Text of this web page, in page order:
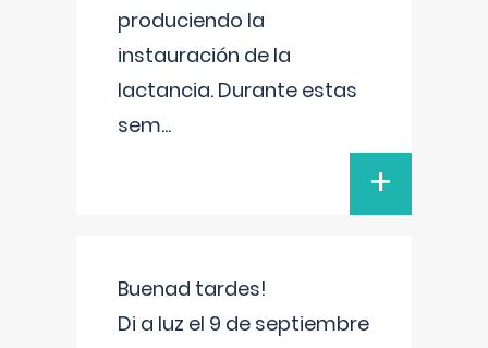
produciendo la
instauración de la
lactancia. Durante estas
sem...
+
Buenad tardes!
Di a luz el 9 de septiembre